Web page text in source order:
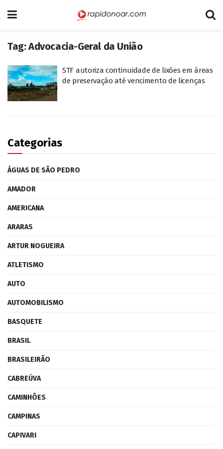
Tag:Advocacia-Geral da União
STF autoriza continuidade de lixões em áreas
de preservação até vencimento de licenças
Categorias
ÁGUAS DE SÃO PEDRO
AMADOR
AMERICANA
ARARAS
ARTUR NOGUEIRA
ATLETISMO
AUTO
AUTOMOBILISMO
BASQUETE
BRASIL
BRASILEIRÃO
CABREÚVA
CAMINHÕES
CAMPINAS
CAPIVARI